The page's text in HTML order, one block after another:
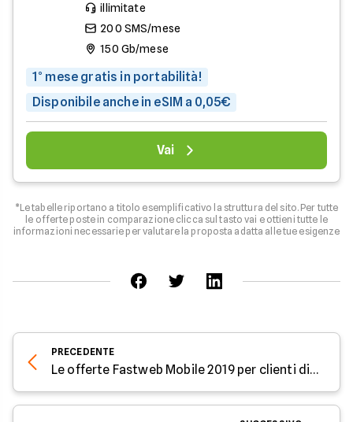
illimitate
200 SMS/mese
150 Gb/mese
1° mese gratis in portabilità!
Disponibile anche in eSIM a 0,05€
Vai
*Le tabelle riportano a titolo esemplificativo la struttura del sito. Per tutte
le offerte poste in comparazione clicca sul tasto vai e ottieni tutte le
informazioni necessarie per valutare la proposta adatta alle tue esigenze
PRECEDENTE
Le offerte Fastweb Mobile 2019 per clienti di rete fissa